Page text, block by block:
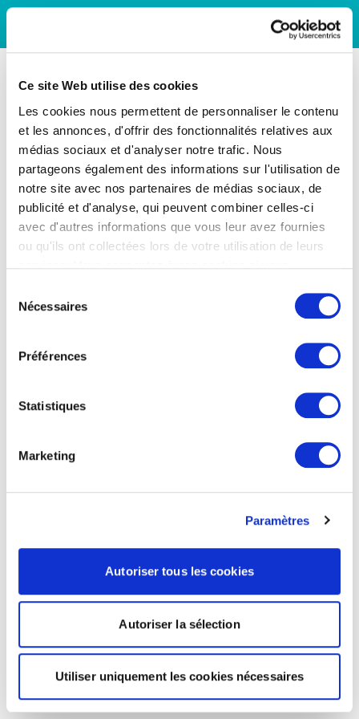
Ce site Web utilise des cookies
Les cookies nous permettent de personnaliser le contenu
et les annonces, d'offrir des fonctionnalités relatives aux
médias sociaux et d'analyser notre trafic. Nous
partageons également des informations sur l'utilisation de
notre site avec nos partenaires de médias sociaux, de
publicité et d'analyse, qui peuvent combiner celles-ci
avec d'autres informations que vous leur avez fournies
ou qu'ils ont collectées lors de votre utilisation de leurs
Nécessaires
Préférences
Statistiques
Marketing
Paramètres
Autoriser tous les cookies
Autoriser la sélection
Utiliser uniquement les cookies nécessaires